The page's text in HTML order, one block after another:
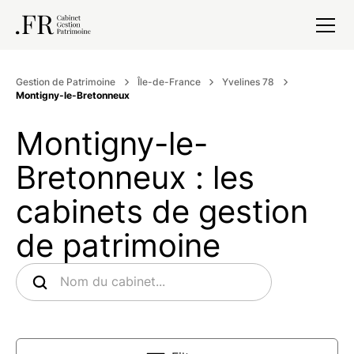
Gestion de Patrimoine Île-de-France
Yvelines 78
Montigny-le-Bretonneux
Montigny-le-
Bretonneux : les
cabinets de gestion
de patrimoine